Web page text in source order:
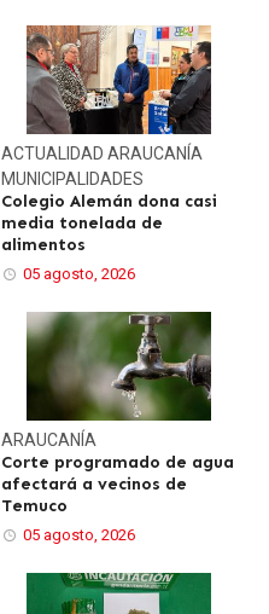
ACTUALIDAD ARAUCANÍA
MUNICIPALIDADES
Colegio Alemán dona casi
media tonelada de
alimentos
05 agosto, 2026
ARAUCANÍA
Corte programado de agua
afectará a vecinos de
Temuco
05 agosto, 2026